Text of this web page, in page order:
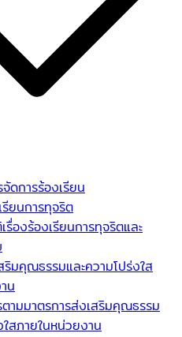
ดการร้องเรียน
รียนการทุจริต
รื่องร้องเรียนการทุจริตและ
ริมคุณธรรมและความโปร่งใส
น
ตามมาตรการส่งเสริมคุณธรรม
ใสภายในหน่วยงาน